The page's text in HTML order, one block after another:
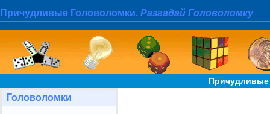
Причудливые Головоломки. Разгадай Головоломку
Причудливые
Головоломки